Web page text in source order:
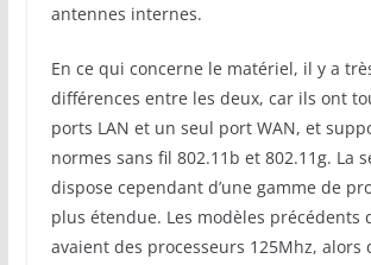
antennes internes.
En ce qui concerne le matériel, il y a
différences entre les deux, car ils ont
ports LAN et un seul port WAN, et
normes sans fil 802.11b et 802.11g. La
dispose cependant d’une gamme de
plus étendue. Les modèles précédents
avaient des processeurs 125Mhz, alors